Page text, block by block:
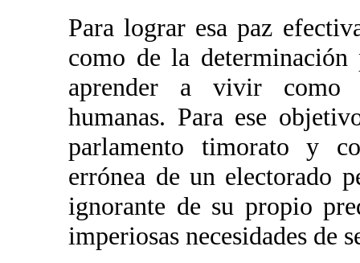
Para lograr esa paz
como de la
aprender a vivir como
humanas. Para ese
parlamento timorato y
errónea de un electorado
ignorante de su propio
imperiosas necesidades de